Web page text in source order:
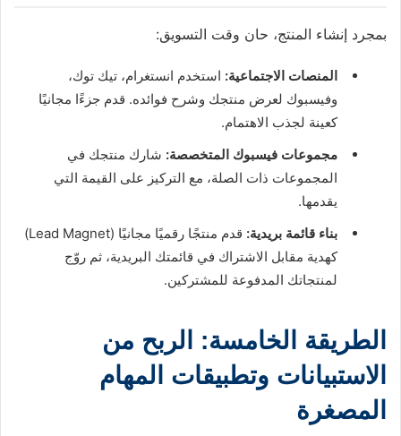
بمجرد إنشاء المنتج، حان وقت التسويق:
المنصات الاجتماعية: استخدم انستغرام، تيك توك،
وفيسبوك لعرض منتجك وشرح فوائده. قدم جزءًا مجانيًا
كعينة لجذب الاهتمام.
مجموعات فيسبوك المتخصصة: شارك منتجك في
المجموعات ذات الصلة، مع التركيز على القيمة التي
يقدمها.
بناء قائمة بريدية:
قدم منتجًا رقميًا مجانيًا (Lead Magnet)
كهدية مقابل الاشتراك في قائمتك البريدية، ثم روّج
لمنتجاتك المدفوعة للمشتركين.
الطريقة الخامسة: الربح من
الاستبيانات وتطبيقات المهام
المصغرة